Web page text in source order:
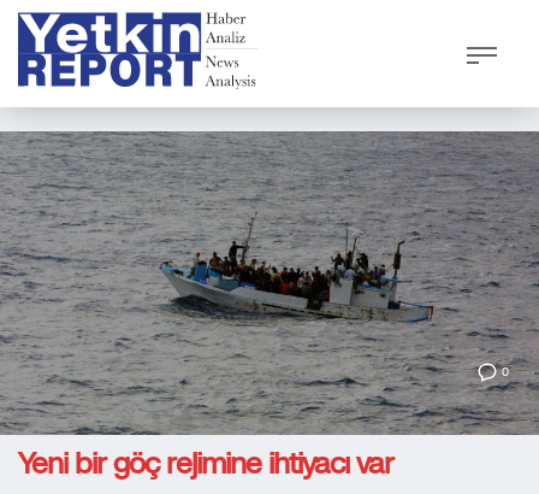
0
Yeni bir göç rejimine ihtiyacı var